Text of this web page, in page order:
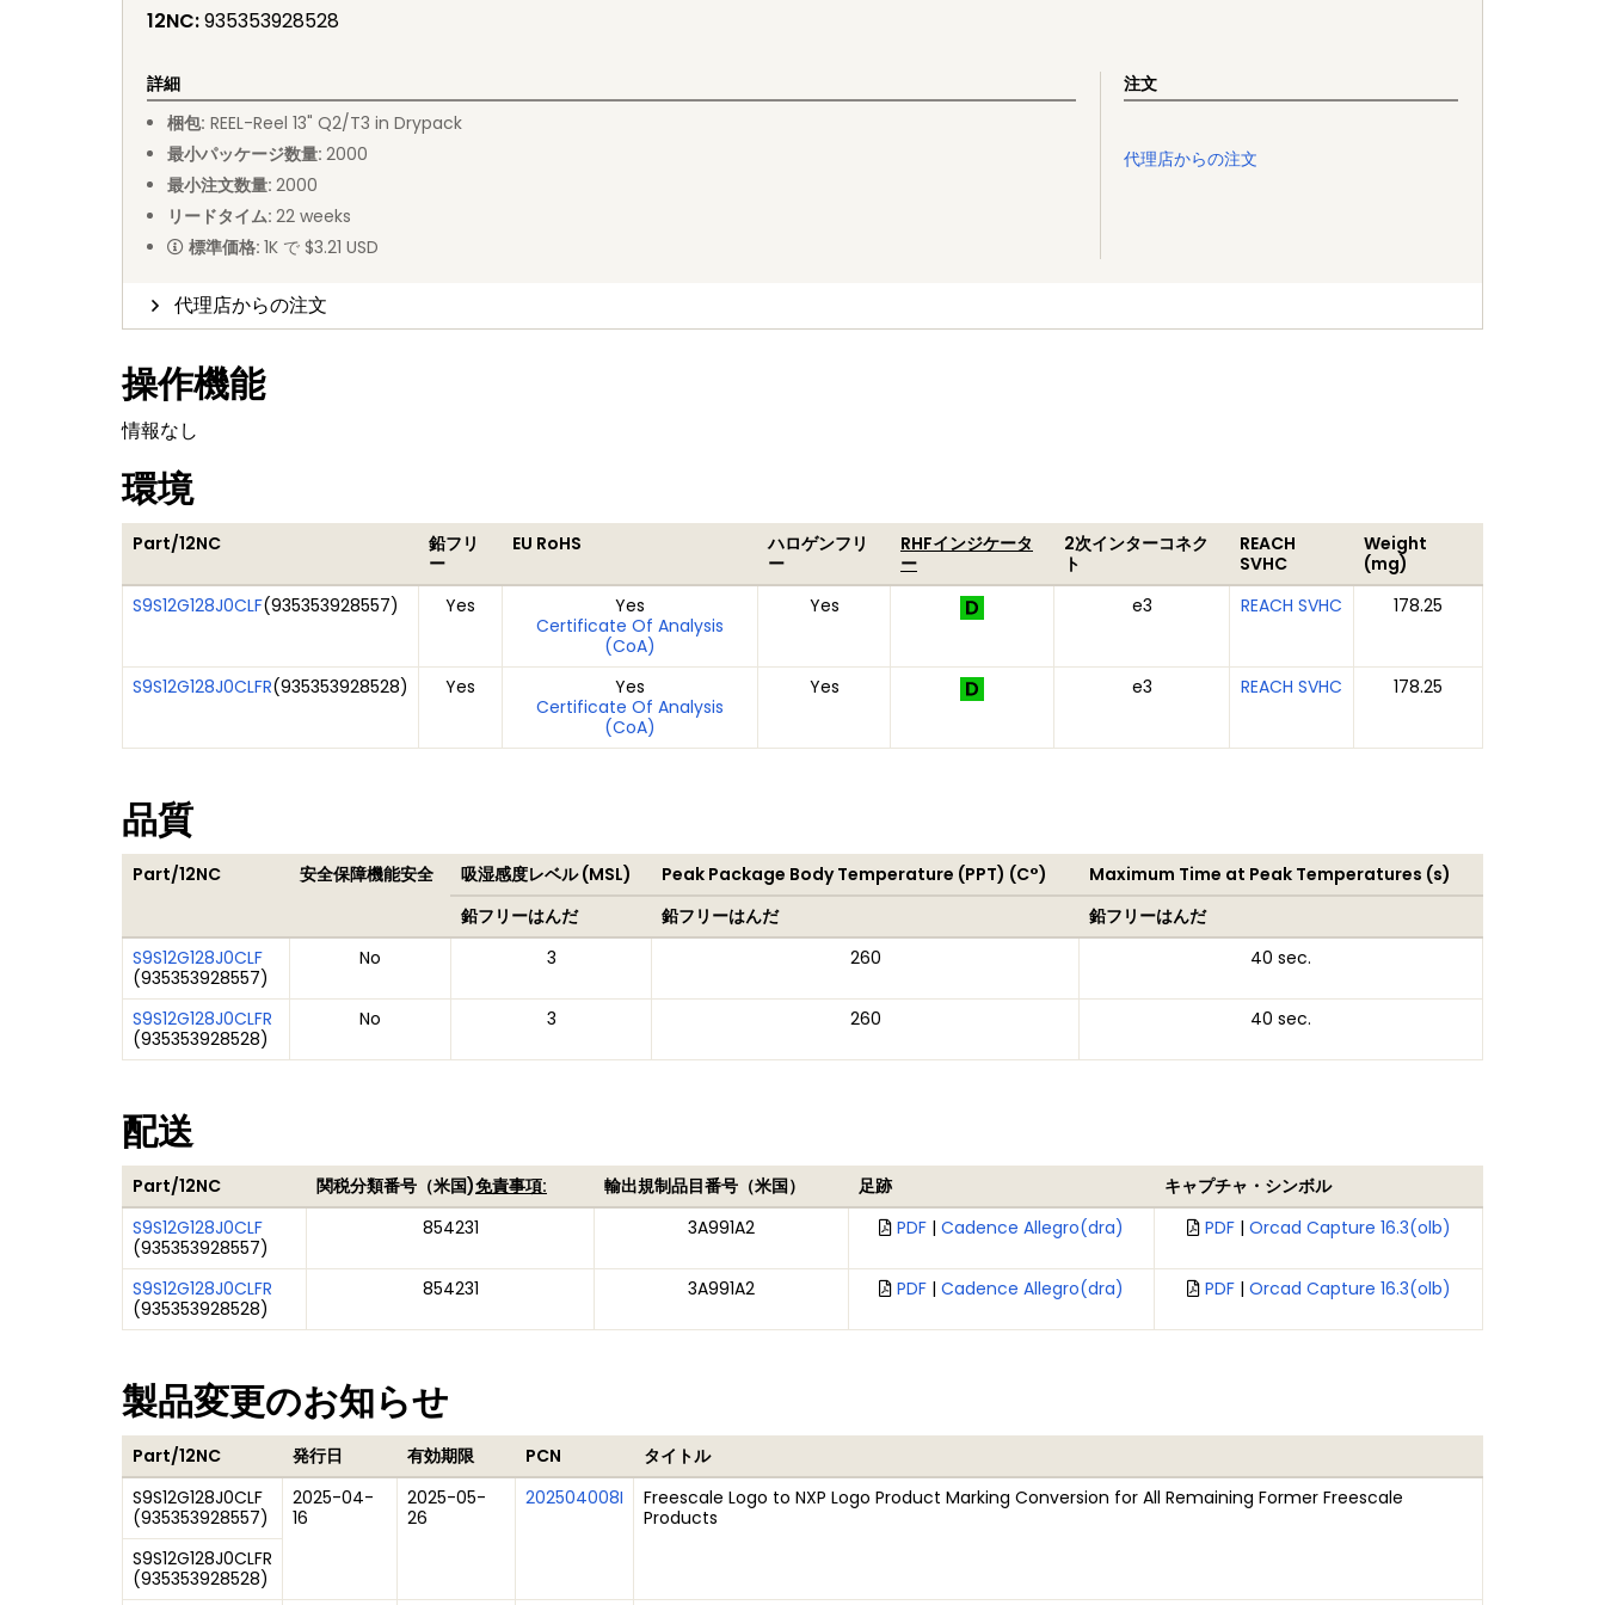
12NC:935353928528
詳細
梱包: REEL-Reel 13" Q2/T3 in Drypack
最小パッケージ数量: 2000
最小注文数量: 2000
リードタイム: 22 weeks
標準価格: 1K で $3.21 USD
注文
代理店からの注文
代理店からの注文
操作機能
情報なし
環境
Part/12NC
鉛フリ
ー
EU RoHS
ハロゲンフリ
ー
RHFインジケータ
ー
2次インターコネク
ト
REACH
SVHC
Weight
(mg)
S9S12G128J0CLF(935353928557) Yes
Yes
Certificate Of Analysis
(CoA)
Yes e3 REACH SVHC 178.25
S9S12G128J0CLFR(935353928528) Yes
Yes
Certificate Of Analysis
(CoA)
Yes e3 REACH SVHC 178.25
品質
Part/12NC 安全保障機能安全 吸湿感度レベル (MSL) Peak Package Body Temperature (PPT) (C°)
Maximum Time at Peak Temperatures (s)
鉛フリーはんだ
鉛フリーはんだ
鉛フリーはんだ
S9S12G128J0CLF
(935353928557)
No 3 260 40 sec.
S9S12G128J0CLFR
(935353928528)
No 3 260 40 sec.
配送
Part/12NC 関税分類番号（米国)免責事項: 輸出規制品目番号（米国） 足跡
キャプチャ・シンボル
S9S12G128J0CLF
(935353928557)
854231 3A991A2 PDF | Cadence Allegro(dra) PDF| Orcad Capture 16.3(olb)
S9S12G128J0CLFR
(935353928528)
854231 3A991A2 PDF | Cadence Allegro(dra) PDF| Orcad Capture 16.3(olb)
製品変更のお知らせ
Part/12NC 発行日 有効期限 PCN
タイトル
S9S12G128J0CLF
(935353928557)
2025-04-
16
2025-05-
26
202504008I
Freescale Logo to NXP Logo Product Marking Conversion for All Remaining Former Freescale
Products
S9S12G128J0CLFR
(935353928528)